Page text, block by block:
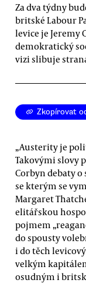
Za dva týdny
britské Labour
levice je Jeremy
demokratický
vizi slibuje
Zkopírovat
„Austerity je
Takovými slovy
Corbyn debaty
se kterým se
Margaret
elitářskou
pojmem
do spousty
i do těch
velkým
osudným i